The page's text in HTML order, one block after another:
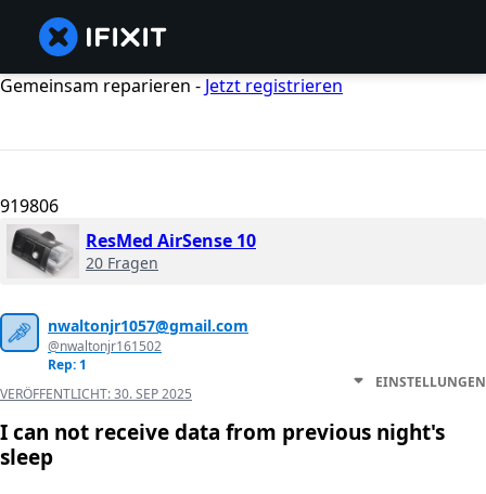
Gemeinsam reparieren - Jetzt registrieren
919806
ResMed AirSense 10
20 Fragen
nwaltonjr1057@gmail.com
@nwaltonjr161502
Rep: 1
VERÖFFENTLICHT:30. SEP 2025
EINSTELLUNGEN
I can not receive data from previous night's
sleep